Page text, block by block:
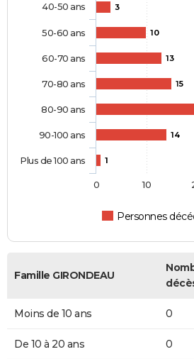
3
10
13
15
14
1
Personnes
40-50 ans
50-60 ans
60-70 ans
70-80 ans
80-90 ans
90-100 ans
Plus de 100 ans
0 10
Famille GIRONDEAU
Moins de 10 ans 0
De 10 à 20 ans 0